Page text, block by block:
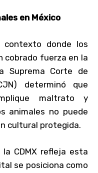
en México
donde los
cobrado fuerza en la
Suprema Corte de
determinó que
maltrato y
animales no puede
cultural protegida.
CDMX refleja esta
se posiciona como